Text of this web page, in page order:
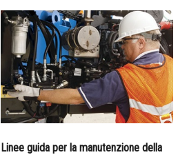
Linee guida per la manutenzione della